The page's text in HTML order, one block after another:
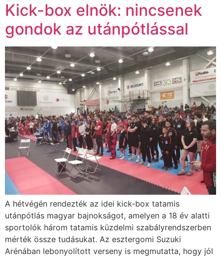
Kick-box elnök: nincsenek
gondok az utánpótlással
A hétvégén rendezték az idei kick-box tatamis
utánpótlás magyar bajnokságot, amelyen a 18 év alatti
sportolók három tatamis küzdelmi szabályrendszerben
mérték össze tudásukat. Az esztergomi Suzuki
Arénában lebonyolított verseny is megmutatta, hogy jól